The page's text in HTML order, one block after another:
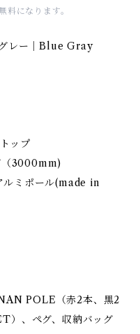
になります。
レー｜Blue Gray
ップ
（3000mm)
ルミポール(made in
POLE（赤2本、黒2
）、ペグ、収納バッグ